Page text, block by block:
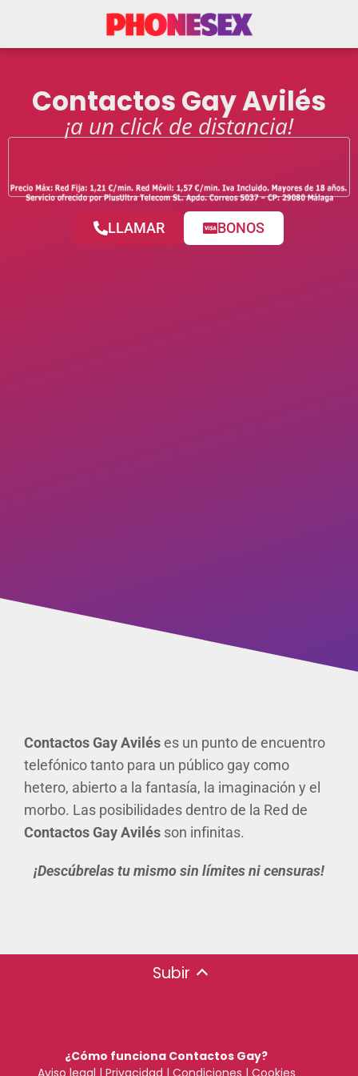
Contactos Gay Avilés
¡a un click de distancia!
LLAMAR BONOS
Contactos Gay Aviléses un punto de encuentro
telefónico tanto para un público gay como
hetero, abierto a la fantasía, la imaginación y el
morbo. Las posibilidades dentro de la Red de
Contactos Gay Avilés son infinitas.
¡Descúbrelas tu mismo sin límites ni censuras!
Subir
¿Cómo funciona Contactos Gay?